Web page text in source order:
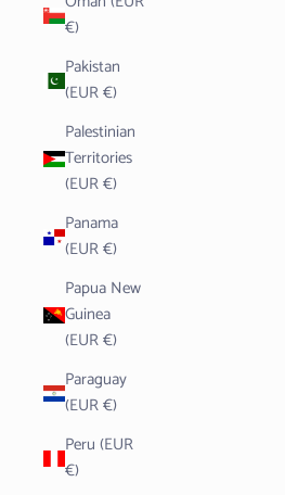
€)
Pakistan
(EUR €)
Palestinian
Territories
(EUR €)
Panama
(EUR €)
Papua New
Guinea
(EUR €)
Paraguay
(EUR €)
Peru (EUR
€)